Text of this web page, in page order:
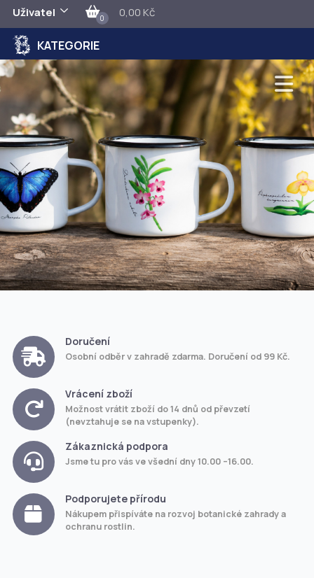
Uživatel 0 0,00 Kč
KATEGORIE
Doručení
Osobní odběr v zahradě zdarma. Doručení od 99 Kč.
Vrácení zboží
Možnost vrátit zboží do 14 dnů od převzetí
(nevztahuje se na vstupenky).
Zákaznická podpora
Jsme tu pro vás ve všední dny 10.00 –16.00.
Podporujete přírodu
Nákupem přispíváte na rozvoj botanické zahrady a
ochranu rostlin.